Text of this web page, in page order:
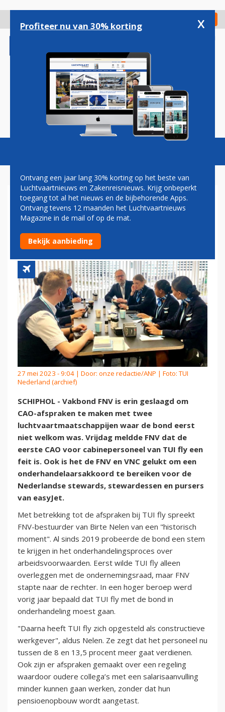
gaan
Check in
Magazine Podcasts Vacatures
BONDEN SLUITEN NIEUWE
CAO MET TUI FLY EN EASYJET
OVER CABINEPERSONEEL
27 mei 2023 - 9:04 | Door: onze redactie/ANP | Foto: TUI
Nederland (archief)
SCHIPHOL - Vakbond FNV is erin geslaagd om
CAO-afspraken te maken met twee
luchtvaartmaatschappijen waar de bond eerst
niet welkom was. Vrijdag meldde FNV dat de
eerste CAO voor cabinepersoneel van TUI fly een
feit is. Ook is het de FNV en VNC gelukt om een
onderhandelaarsakkoord te bereiken voor de
Nederlandse stewards, stewardessen en pursers
van easyJet.
Met betrekking tot de afspraken bij TUI fly spreekt
FNV-bestuurder van Birte Nelen van een "historisch
moment". Al sinds 2019 probeerde de bond een stem
te krijgen in het onderhandelingsproces over
arbeidsvoorwaarden. Eerst wilde TUI fly alleen
overleggen met de ondernemingsraad, maar FNV
stapte naar de rechter. In een hoger beroep werd
vorig jaar bepaald dat TUI fly met de bond in
onderhandeling moest gaan.
"Daarna heeft TUI fly zich opgesteld als constructieve
werkgever", aldus Nelen. Ze zegt dat het personeel nu
tussen de 8 en 13,5 procent meer gaat verdienen.
Ook zijn er afspraken gemaakt over een regeling
waardoor oudere collega’s met een salarisaanvulling
minder kunnen gaan werken, zonder dat hun
pensioenopbouw wordt aangetast.
Profiteer nu van 30% korting x
Ontvang een jaar lang 30% korting op het beste van
Luchtvaartnieuws en Zakenreisnieuws. Krijg onbeperkt
toegang tot al het nieuws en de bijbehorende Apps.
Ontvang tevens 12 maanden het Luchtvaartnieuws
Magazine in de mail of op de mat.
Bekijk aanbieding